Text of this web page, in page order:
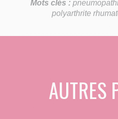
Mots clés :
polyarthrite
AUTRES